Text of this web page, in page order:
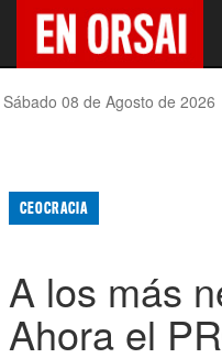
Sábado 08 de Agosto de 2026
CEOCRACIA
A los más
Ahora el